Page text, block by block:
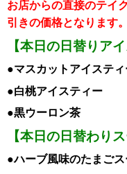
お店からの直接のテイ
引きの価格となります。
【本日の日替りア
●マスカット アイスティ
●白桃アイスティー
●黒ウーロン茶
【本日の日替わりス
●ハーブ風味のたまご